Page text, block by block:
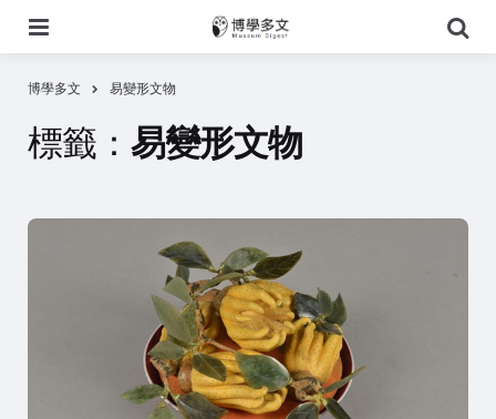
尋
博學多文 易變形文物
標籤： 易變形文物